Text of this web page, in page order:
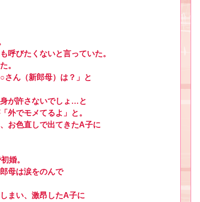
呼びたくないと言っていた。
。
さん（新郎母）は？」と
が許さないでしょ…と
外でモメてるよ」と。
お色直しで出てきたA子に
婚。
母は涙をのんで
まい、激昂したA子に